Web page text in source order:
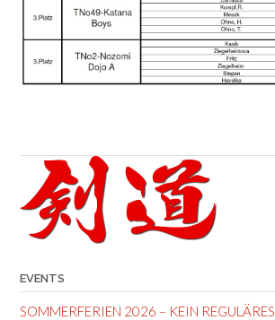
EVENTS
SOMMERFERIEN 2026 – KEIN REGULÄRES